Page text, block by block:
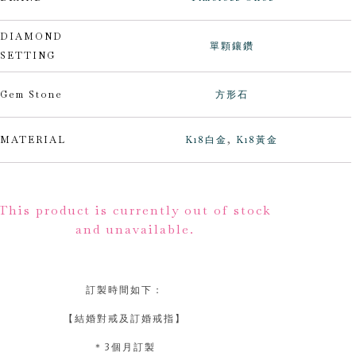
DIAMOND
SETTING
單顆鑲鑽
Gem Stone 方形石
MATERIAL K18白金, K18黃金
product is currently out of stock
and unavailable.
訂製時間如下：
【結婚對戒及訂婚戒指】
＊3個月訂製